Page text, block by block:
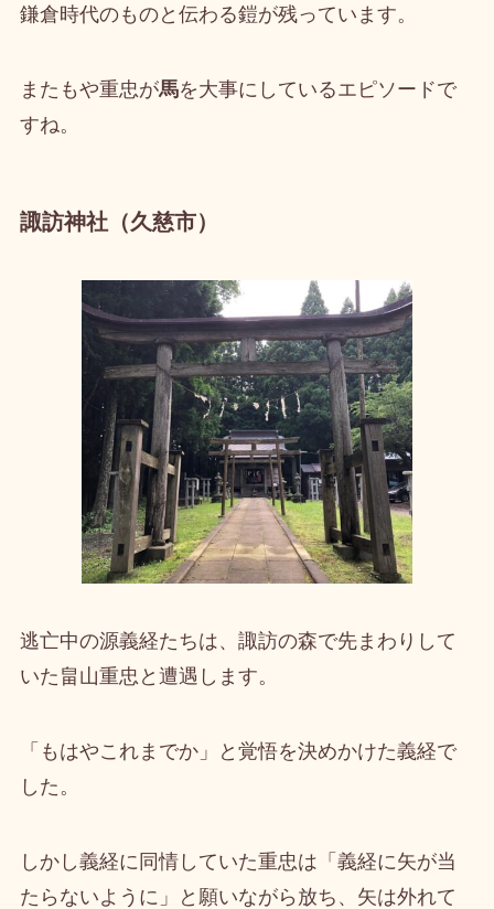
鎌倉時代のものと伝わる鎧が残っています。
またもや重忠が馬を大事にしているエピソードで
すね。
諏訪神社（久慈市）
逃亡中の源義経たちは、諏訪の森で先まわりして
いた畠山重忠と遭遇します。
「もはやこれまでか」と覚悟を決めかけた義経で
した。
しかし義経に同情していた重忠は「義経に矢が当
たらないように」と願いながら放ち、矢は外れて